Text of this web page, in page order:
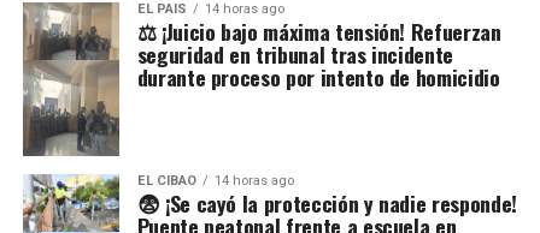
EL PAIS 14 horas ago
⚖️ ¡Juicio bajo máxima tensión! Refuerzan
seguridad en tribunal tras incidente
durante proceso por intento de homicidio
EL CIBAO 14 horas ago
😨 ¡Se cayó la protección y nadie responde!
Puente peatonal frente a escuela en